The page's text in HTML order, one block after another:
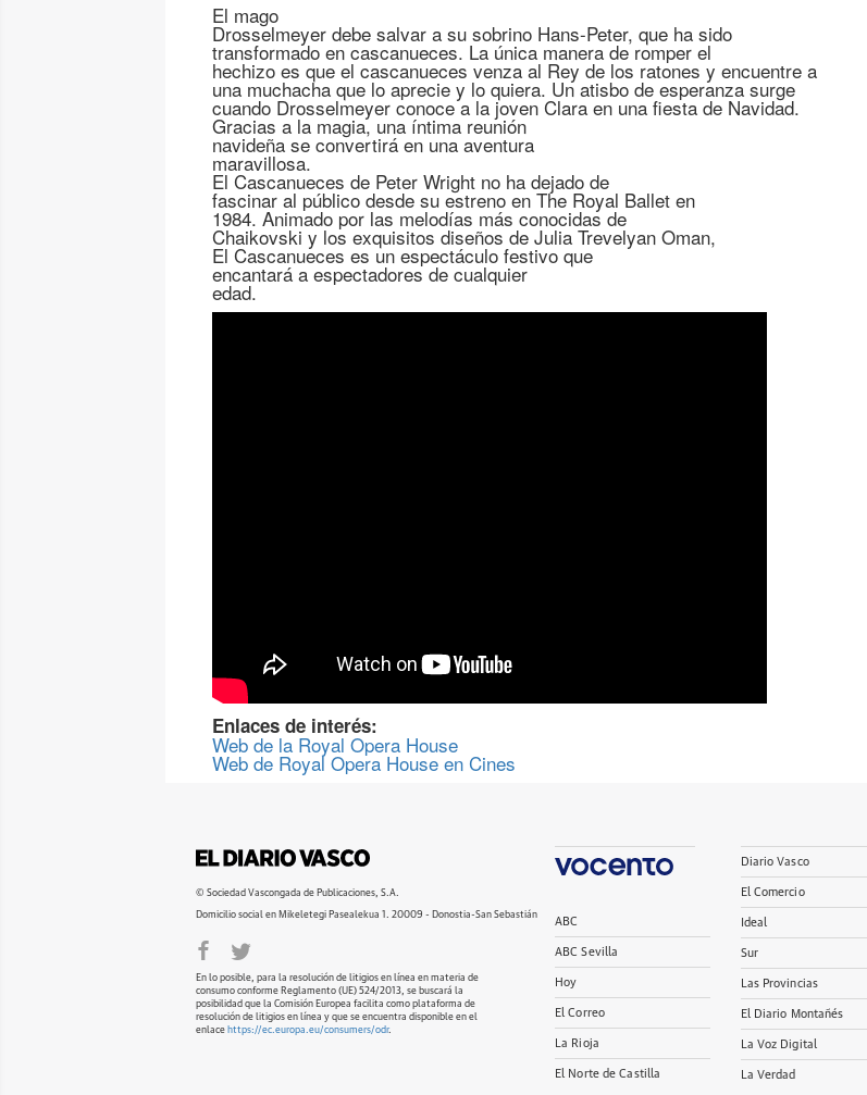
El mago
Drosselmeyer debe salvar a su sobrino Hans-Peter, que ha sido
transformado en cascanueces. La única manera de romper el
hechizo es que el cascanueces venza al Rey de los ratones y encuentre a
una muchacha que lo aprecie y lo quiera. Un atisbo de esperanza surge
cuando Drosselmeyer conoce a la joven Clara en una fiesta de Navidad.
Gracias a la magia, una íntima reunión
navideña se convertirá en una aventura
maravillosa.
El Cascanueces de Peter Wright no ha dejado de
fascinar al público desde su estreno en The Royal Ballet en
1984. Animado por las melodías más conocidas de
Chaikovski y los exquisitos diseños de Julia Trevelyan Oman,
El Cascanueces es un espectáculo festivo que
encantará a espectadores de cualquier
edad.
Enlaces de interés:
Web de la Royal Opera House
Web de Royal Opera House en Cines
© Sociedad Vascongada de Publicaciones, S.A.
Domicilio social en Mikeletegi Pasealekua 1. 20009 - Donostia-San Sebastián
En lo posible, para la resolución de litigios en línea en materia de
consumo conforme Reglamento (UE) 524/2013, se buscará la
posibilidad que la Comisión Europea facilita como plataforma de
resolución de litigios en línea y que se encuentra disponible en el
enlace https://ec.europa.eu/consumers/odr.
ABC
ABC Sevilla
Hoy
El Correo
La Rioja
El Norte de Castilla
Diario Vasco
El Comercio
Ideal
Sur
Las Provincias
El Diario Montañés
La Voz Digital
La Verdad